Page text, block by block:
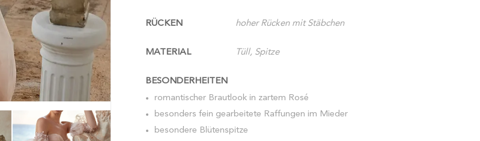
RÜCKEN hoher Rücken mit Stäbchen
MATERIAL Tüll, Spitze
BESONDERHEITEN
romantischer Brautlook in zartem Rosé
besonders fein gearbeitete Raffungen im Mieder
besondere Blütenspitze